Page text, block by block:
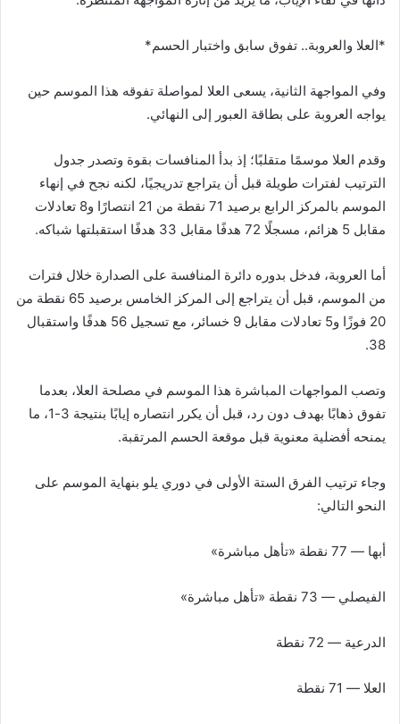
*العلا والعروبة.. تفوق سابق واختبار الحسم*
وفي المواجهة الثانية، يسعى العلا لمواصلة تفوقه هذا الموسم حين
يواجه العروبة على بطاقة العبور إلى النهائي.
وقدم العلا موسمًا متقلبًا؛ إذ بدأ المنافسات بقوة وتصدر جدول
الترتيب لفترات طويلة قبل أن يتراجع تدريجيًا، لكنه نجح في إنهاء
الموسم بالمركز الرابع برصيد 71 نقطة من 21 انتصارًا و8 تعادلات
مقابل 5 هزائم، مسجلًا 72 هدفًا مقابل 33 هدفًا استقبلتها شباكه.
أما العروبة، فدخل بدوره دائرة المنافسة على الصدارة خلال فترات
من الموسم، قبل أن يتراجع إلى المركز الخامس برصيد 65 نقطة من
20 فوزًا و5 تعادلات مقابل 9 خسائر، مع تسجيل 56 هدفًا واستقبال
38.
وتصب المواجهات المباشرة هذا الموسم في مصلحة العلا، بعدما
تفوق ذهابًا بهدف دون رد، قبل أن يكرر انتصاره إيابًا بنتيجة 3-1، ما
يمنحه أفضلية معنوية قبل موقعة الحسم المرتقبة.
وجاء ترتيب الفرق الستة الأولى في دوري يلو بنهاية الموسم على
النحو التالي:
أبها — 77 نقطة «تأهل مباشرة»
الفيصلي — 73 نقطة «تأهل مباشرة»
الدرعية — 72 نقطة
العلا — 71 نقطة